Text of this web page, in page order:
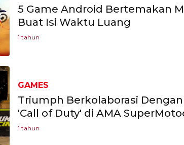
5 Game Android Bertemakan
Buat Isi Waktu Luang
1 tahun
GAMES
Triumph Berkolaborasi
'Call of Duty' di AMA
1 tahun